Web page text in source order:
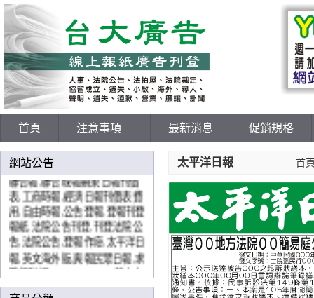
首頁 注意事項 最新消息 促銷規格
網站公告
198報紙刊登網
各報廣告價格表,登報中國時報,
聯合報,聯合晚報蘋果日報刊價
表,工商時報,經濟日報刊價表費
用,自由時報,公告登報,登報刊登
報紙,法院公告刊登,刊登法院公
告,法院公告,登報作廢,太平洋日
報,英文海外版,爽報民眾日報,求
職便利通,the china post英文中
國郵報,yes123網路徵才刊登, U
paper,價格優惠費用好各大報直
太平洋日報 首